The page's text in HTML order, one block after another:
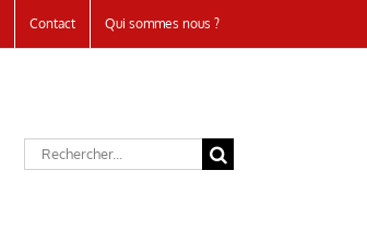
Contact Qui sommes nous ?
Rechercher: